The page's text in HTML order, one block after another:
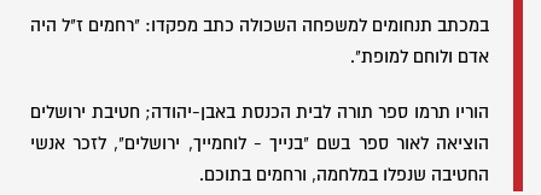
במכתב תנחומים למשפחה השכולה כתב מפקדו: "רחמים ז"ל היה
אדם ולוחם למופת".
הוריו תרמו ספר תורה לבית הכנסת באבן-יהודה; חטיבת ירושלים
הוציאה לאור ספר בשם "בנייך - לוחמייך, ירושלים", לזכר אנשי
החטיבה שנפלו במלחמה, ורחמים בתוכם.